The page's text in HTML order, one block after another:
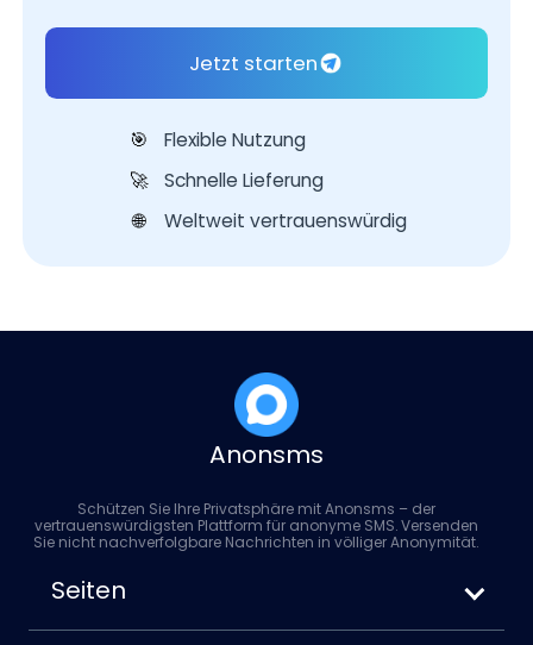
Jetzt starten
🎯 Flexible Nutzung
🚀 Schnelle Lieferung
🌐 Weltweit vertrauenswürdig
Anonsms
Schützen Sie Ihre Privatsphäre mit Anonsms – der
vertrauenswürdigsten Plattform für anonyme SMS. Versenden
Sie nicht nachverfolgbare Nachrichten in völliger Anonymität.
Seiten
So versenden Sie anonyme SMS